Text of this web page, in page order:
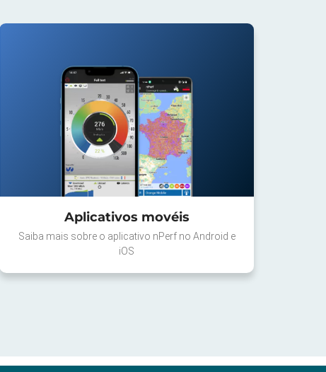
Aplicativos movéis
Saiba mais sobre o aplicativo nPerf no Android e
iOS